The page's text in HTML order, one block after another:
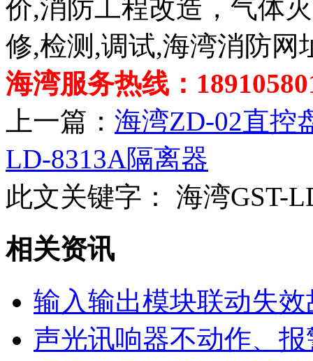
价,消防工程改造，气体
修,检测,调试,海湾消防网
海湾服务热线：
上一篇： 海湾ZD-02直控
LD-8313A隔离器
此文关键字：
海湾GST-
相关资讯
输入输出模块联动失效
声光讯响器不动作、